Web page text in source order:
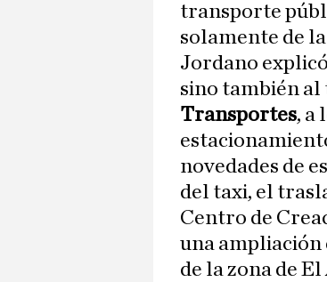
transporte
solamente de
Jordano
sino también al
Transportes, a
novedades de
del taxi, el
Centro de
una ampliación
de la zona de